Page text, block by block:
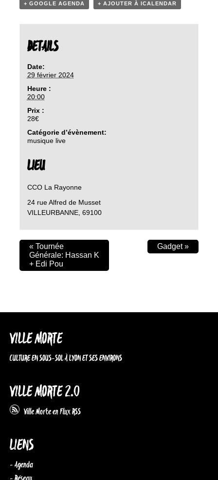
+ GOOGLE AGENDA + AJOUTER À ICALENDAR
DETAILS
Date:
29 février 2024
Heure :
20:00
Prix :
28€
Catégorie d’évènement:
musique live
LIEU
CCO La Rayonne
24 rue Alfred de Musset
VILLEURBANNE, 69100
« Tournée
Générale: Hassan K
+ Edi Pou
Gadget»
VILLE MORTE
CULTURE EN SOUS-SOL À LYON ET SES ENVIRONS
VILLE MORTE 2.0
Ville Morte en Flux RSS
LIENS
- Agenda